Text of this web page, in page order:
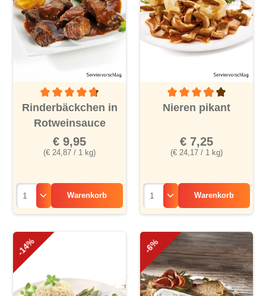
Durchschnittliche Bewertung von 4.6 von 5 Sternen
Rinderbäckchen in
Rotweinsauce
(€ 24,87 / 1 kg)
€ 9,95
Warenkorb
Durchschnittliche
Nieren pikant
(€ 24,17 / 1 kg)
€ 7,25
Warenkorb
-14% -6%